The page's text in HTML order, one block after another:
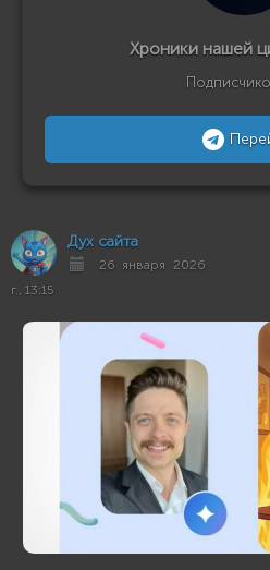
Хроники нашей
Дух сайта
26 января 2026
г., 13:15